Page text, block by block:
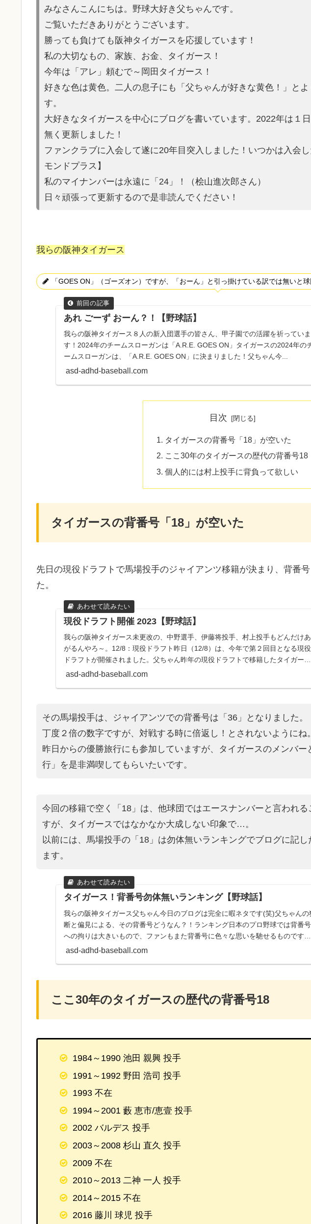
みなさんこんにちは。野球大好き父ちゃんです。
ご覧いただきありがとうございます。
勝っても負けても阪神タイガースを応援しています！
私の大切なもの、家族、お金、タイガース！
今年は「アレ」頼むで～岡田タイガース！
好きな色は黄色。二人の息子にも「父ちゃんが好きな黄色！」とよ
す。
大好きなタイガースを中心にブログを書いています。2022年は １
無く更新しました！
ファンクラブに入会して遂に20年目突入しました！いつかは入会
モンドプラス】
私のマイナンバーは永遠に「24」！（桧山進次郎さん）
日々頑張って更新するので是非読んでください！
我らの阪神タイガース
「GOES ON」（ゴーズオン）ですが、「おーん」と引っ掛けている訳では無いと
あれ ごーず おーん？！【野球話】
我らの阪神タイガース８人の新入団選手の皆さん、甲子園での活躍を祈っていま
す！2024年のチームスローガンは「A.R.E. GOES ON」タイガースの2024年の
ームスローガンは、「A.R.E. GOES ON」に決まりました！父ちゃん今...
asd-adhd-baseball.com
目次
タイガースの背番号「18」が空いた
ここ30年のタイガースの歴代の背番号18
個人的には村上投手に背負って欲しい
タイガースの背番号「18」が空いた
先日の現役ドラフトで馬場投手のジャイアンツ移籍が決まり、背番
た。
現役ドラフト開催 2023【野球話】
我らの阪神タイガース未更改の、中野選手、伊藤将投手、村上投手もどんだけあ
がるんやろ～。12/8：現役ドラフト昨日（12/8）は、今年で第２回目となる現役
ドラフトが開催されました。父ちゃん昨年の現役ドラフトで移籍したタイガース
大竹投手、ドラゴ...
asd-adhd-baseball.com
その馬場投手は、ジャイアンツでの背番号は「36」となりました。
丁度２倍の数字ですが、対戦する時に倍返し！とされないようにね
昨日からの優勝旅行にも参加していますが、タイガースのメンバー
行」を是非満喫してもらいたいです。
今回の移籍で空く「18」は、他球団ではエースナンバーと言われる
すが、タイガースではなかなか大成しない印象で…。
以前には、馬場投手の「18」は勿体無いランキングでブログに記し
ます。
タイガース！背番号勿体無いランキング【野球話】
我らの阪神タイガース父ちゃん今日のブログは完全に暇ネタです(笑)父ちゃんの
断と偏見による、その背番号どうなん？！ランキング日本のプロ野球では背番号
への拘りは大きいもので、ファンもまた背番号に色々な思いを馳せるものです。
父ちゃん私父ちゃんも...
asd-adhd-baseball.com
ここ30年のタイガースの歴代の背番号18
1984～1990 池田 親興 投手
1991～1992 野田 浩司 投手
1993 不在
1994～2001 藪 恵市/恵壹 投手
2002 バルデス 投手
2003～2008 杉山 直久 投手
2009 不在
2010～2013 二神 一人 投手
2014～2015 不在
2016 藤川 球児 投手